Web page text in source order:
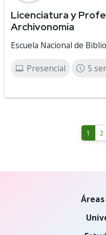
Licenciatura y
Archivonomía
Escuela Nacional de
Presencial 5
1 2